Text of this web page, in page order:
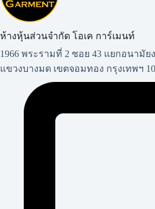
ห้างหุ้นส่วนจำกัด โอเค การ์เมนท์​
1966 พระรามที่ 2 ซอย 43 แยกอนามัย
แขวงบางมด เขตจอมทอง กรุงเทพฯ